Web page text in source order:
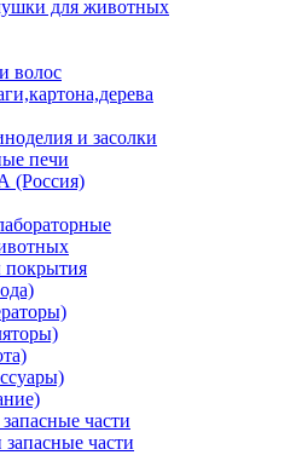
для животных
волос
и засолки
печи
(Россия)
части
части